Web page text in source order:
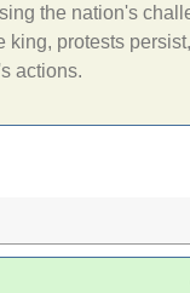
the nation's
king, protests
actions.